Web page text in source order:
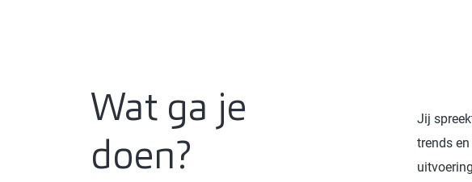
Wat ga je
doen?
Jij
trends